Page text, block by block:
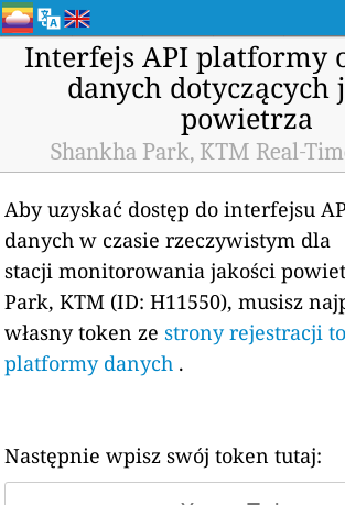
Interfejs API platformy
danych dotyczących
powietrza
Shankha Park, KTM Real-
Aby uzyskać dostęp do interfejsu
danych w czasie rzeczywistym dla
stacji monitorowania jakości
Park, KTM (ID: H11550), musisz
własny token zestrony rejestracji
platformy danych .
Następnie wpisz swój token tutaj: